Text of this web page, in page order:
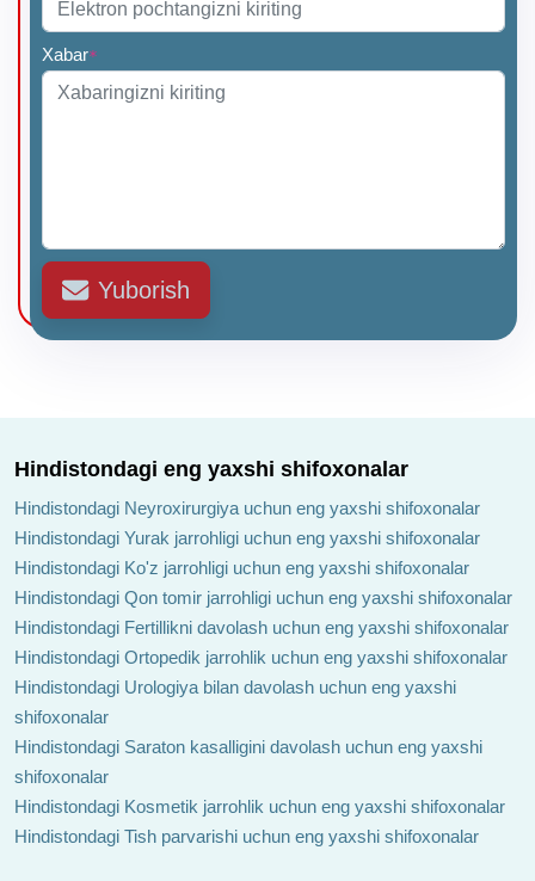
Xabar*
Yuborish
Hindistondagi eng yaxshi shifoxonalar
Hindistondagi Neyroxirurgiya uchun eng yaxshi shifoxonalar
Hindistondagi Yurak jarrohligi uchun eng yaxshi shifoxonalar
Hindistondagi Ko'z jarrohligi uchun eng yaxshi shifoxonalar
Hindistondagi Qon tomir jarrohligi uchun eng yaxshi shifoxonalar
Hindistondagi Fertillikni davolash uchun eng yaxshi shifoxonalar
Hindistondagi Ortopedik jarrohlik uchun eng yaxshi shifoxonalar
Hindistondagi Urologiya bilan davolash uchun eng yaxshi
shifoxonalar
Hindistondagi Saraton kasalligini davolash uchun eng yaxshi
shifoxonalar
Hindistondagi Kosmetik jarrohlik uchun eng yaxshi shifoxonalar
Hindistondagi Tish parvarishi uchun eng yaxshi shifoxonalar